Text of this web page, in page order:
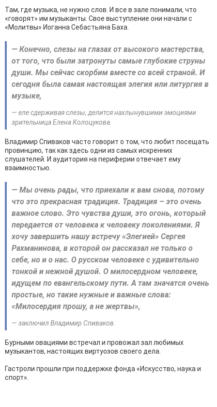
Там, где музыка, не нужно слов. И все в зале понимали, что
«говорят» им музыканты. Свое выступление они начали с
«Молитвы» Иоганна Себастьяна Баха.
— Конечно, слезы на глазах от высокого мастерства,
от того, что были затронуты самые глубокие струны
души. Мы сейчас скорбим вместе со всей страной. И
сегодня была самая настоящая элегия или литургия в
музыке,
— еле сдерживая слезы, делится нахлынувшими эмоциями
зрительница Елена Колоцукова.
Владимир Спиваков часто говорит о том, что любит посещать
провинцию, так как здесь одни из самых искренних
слушателей. И аудитория на периферии отвечает ему
взаимностью.
— Мы очень рады, что приехали к вам снова, потому
что это прекрасная традиция. Традиция – это очень
важное слово. Это чувства души, это огонь, который
передается от человека к человеку поколениями. Я
хочу завершить нашу встречу «Элегией» Сергея
Рахманинова, в которой он рассказал не только о
себе, но и о нас. О русском человеке с удивительно
тонкой и нежной душой. О милосердном человеке,
идущем по евангельскому пути. А там значатся очень
простые, но такие нужные и важные слова:
«Милосердия прошу, а не жертвы»,
— заключил Владимир Спиваков.
Бурными овациями встречал и провожал зал любимых
музыкантов, настоящих виртуозов своего дела.
Гастроли прошли при поддержке фонда «Искусство, наука и
спорт».